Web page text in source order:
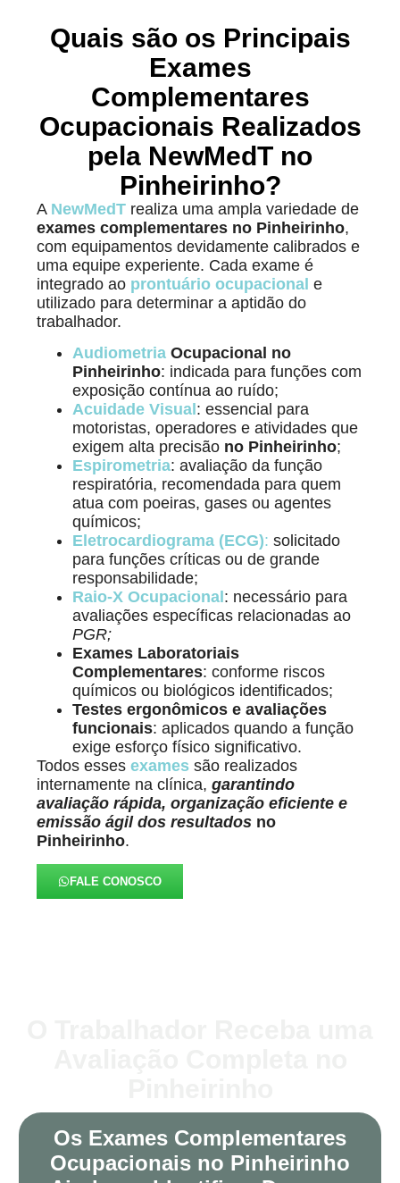
Quais são os Principais
Exames
Complementares
Ocupacionais Realizados
pela NewMedT no
Pinheirinho?
A NewMedT realiza uma ampla variedade de
exames complementares no Pinheirinho,
com equipamentos devidamente calibrados e
uma equipe experiente. Cada exame é
integrado ao prontuário ocupacional e
utilizado para determinar a aptidão do
trabalhador.
Audiometria Ocupacional no
Pinheirinho: indicada para funções com
exposição contínua ao ruído;
Acuidade Visual : essencial para
motoristas, operadores e atividades que
exigem alta precisão no Pinheirinho;
Espirometria: avaliação da função
respiratória, recomendada para quem
atua com poeiras, gases ou agentes
químicos;
Eletrocardiograma (ECG): solicitado
para funções críticas ou de grande
responsabilidade;
Raio-X Ocupacional : necessário para
avaliações específicas relacionadas ao
PGR;
Exames Laboratoriais
Complementares: conforme riscos
químicos ou biológicos identificados;
Testes ergonômicos e avaliações
funcionais: aplicados quando a função
exige esforço físico significativo.
Todos essesexames são realizados
internamente na clínica,garantindo
avaliação rápida, organização eficiente e
emissão ágil dos resultados no
Pinheirinho.
FALE CONOSCO
Os Exames Complementares
Ocupacionais no Pinheirinho